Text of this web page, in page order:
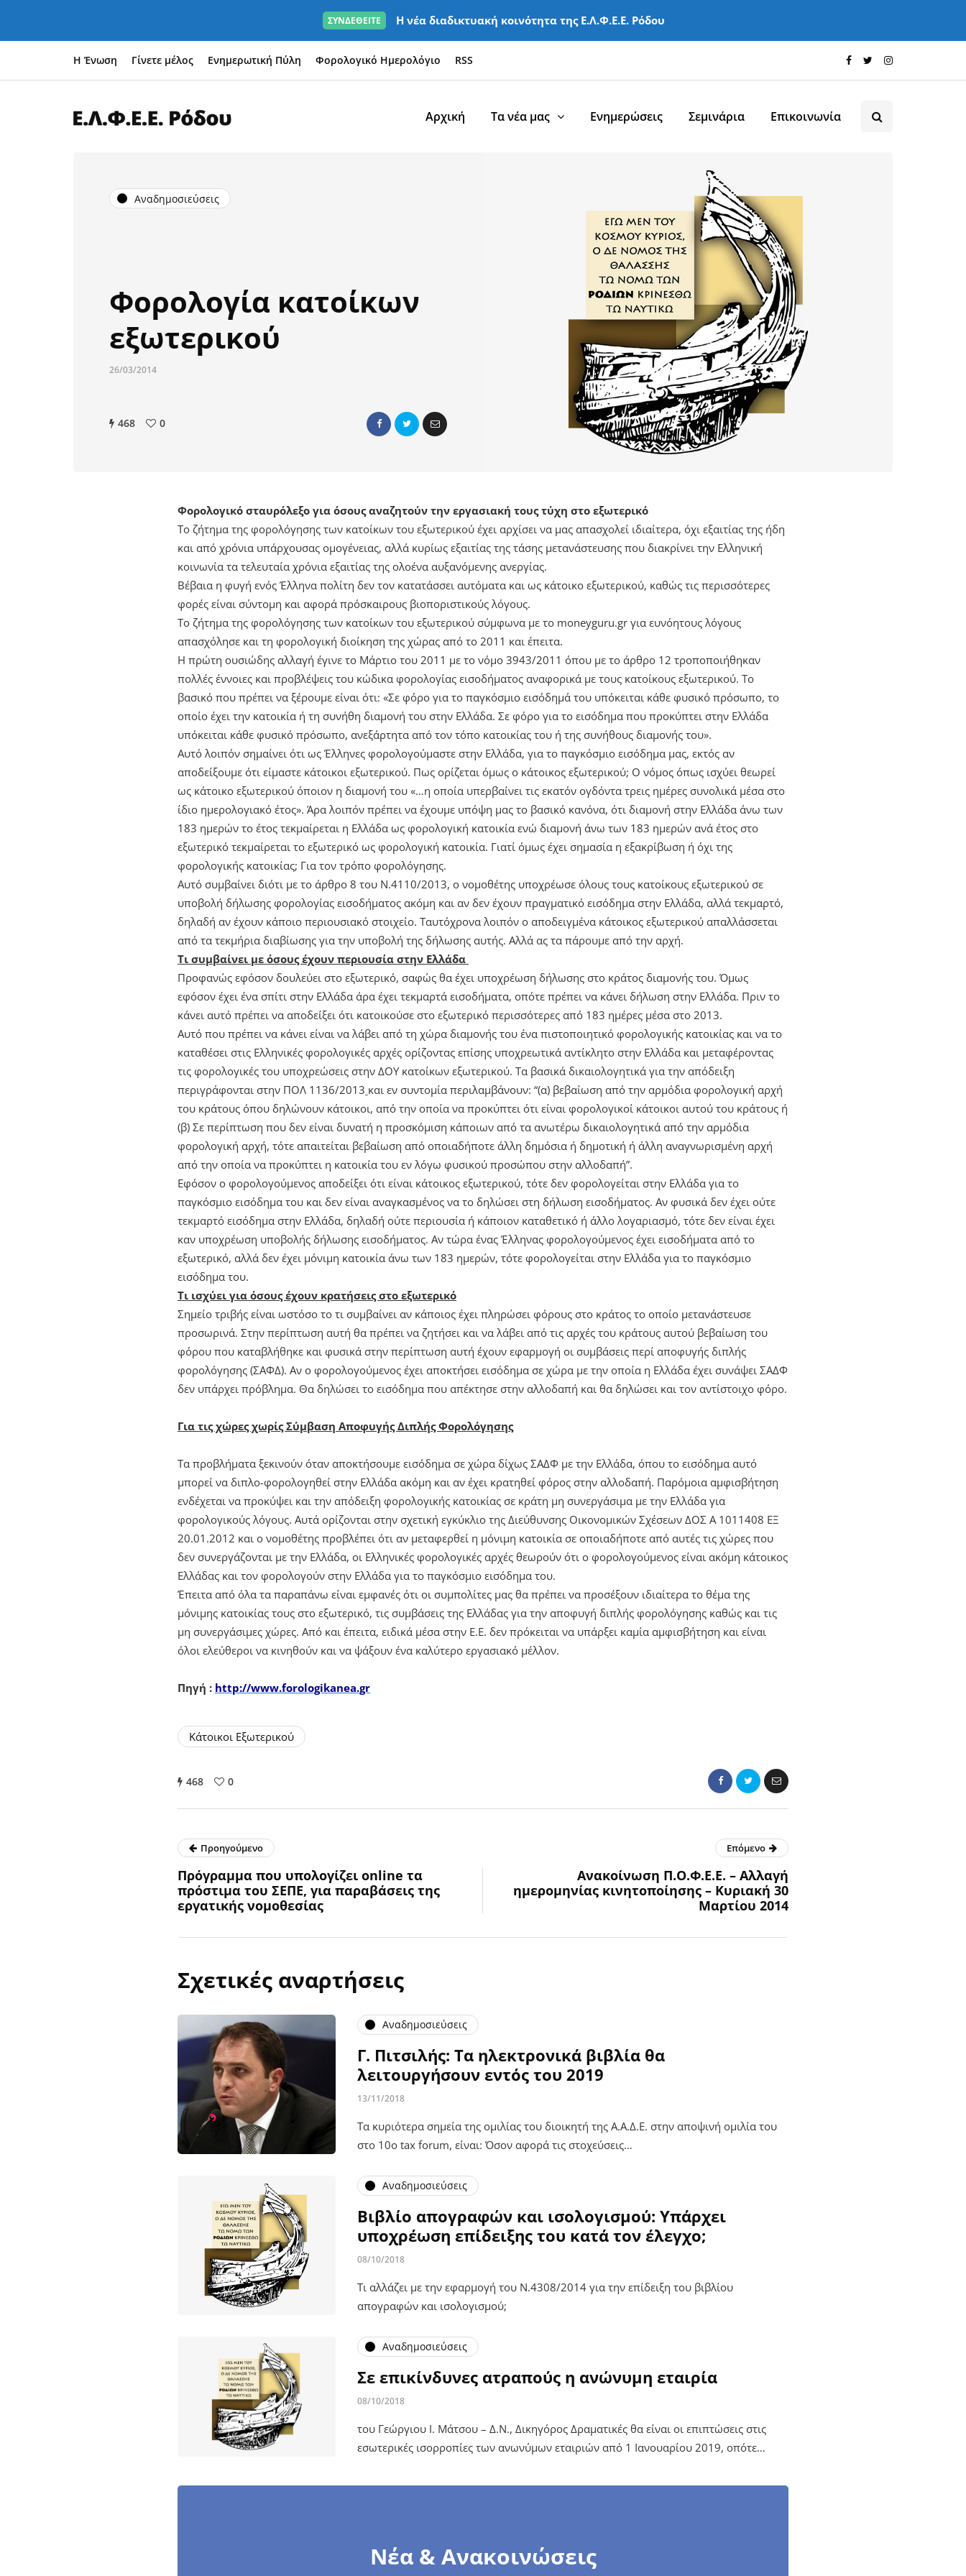
ΣΥΝΔΕΘΕΙΤΕ Η νέα διαδικτυακή κοινότητα της Ε.Λ.Φ.Ε.Ε. Ρόδου
Η Ένωση Γίνετε μέλος Ενημερωτική Πύλη Φορολογικό Ημερολόγιο RSS
Αρχική Τα νέα μας Ενημερώσεις Σεμινάρια Επικοινωνία
Αναδημοσιεύσεις
Φορολογία κατοίκων
εξωτερικού
26/03/2014
468 0
Φορολογικό σταυρόλεξο για όσους αναζητούν την εργασιακή τους τύχη στο εξωτερικό
Tο ζήτημα της φορολόγησης των κατοίκων του εξωτερικού έχει αρχίσει να μας απασχολεί ιδιαίτερα, όχι εξαιτίας της ήδη
και από χρόνια υπάρχουσας ομογένειας, αλλά κυρίως εξαιτίας της τάσης μετανάστευσης που διακρίνει την Ελληνική
κοινωνία τα τελευταία χρόνια εξαιτίας της ολοένα αυξανόμενης ανεργίας.
Βέβαια η φυγή ενός Έλληνα πολίτη δεν τον κατατάσσει αυτόματα και ως κάτοικο εξωτερικού, καθώς τις περισσότερες
φορές είναι σύντομη και αφορά πρόσκαιρους βιοποριστικούς λόγους.
Το ζήτημα της φορολόγησης των κατοίκων του εξωτερικού σύμφωνα με το moneyguru.gr για ευνόητους λόγους
απασχόλησε και τη φορολογική διοίκηση της χώρας από το 2011 και έπειτα.
Η πρώτη ουσιώδης αλλαγή έγινε το Μάρτιο του 2011 με το νόμο 3943/2011 όπου με το άρθρο 12 τροποποιήθηκαν
πολλές έννοιες και προβλέψεις του κώδικα φορολογίας εισοδήματος αναφορικά με τους κατοίκους εξωτερικού. Το
βασικό που πρέπει να ξέρουμε είναι ότι: «Σε φόρο για το παγκόσμιο εισόδημά του υπόκειται κάθε φυσικό πρόσωπο, το
οποίο έχει την κατοικία ή τη συνήθη διαμονή του στην Ελλάδα. Σε φόρο για το εισόδημα που προκύπτει στην Ελλάδα
υπόκειται κάθε φυσικό πρόσωπο, ανεξάρτητα από τον τόπο κατοικίας του ή της συνήθους διαμονής του».
Αυτό λοιπόν σημαίνει ότι ως Έλληνες φορολογούμαστε στην Ελλάδα, για το παγκόσμιο εισόδημα μας, εκτός αν
αποδείξουμε ότι είμαστε κάτοικοι εξωτερικού. Πως ορίζεται όμως ο κάτοικος εξωτερικού; Ο νόμος όπως ισχύει θεωρεί
ως κάτοικο εξωτερικού όποιον η διαμονή του «…η οποία υπερβαίνει τις εκατόν ογδόντα τρεις ημέρες συνολικά μέσα στο
ίδιο ημερολογιακό έτος». Άρα λοιπόν πρέπει να έχουμε υπόψη μας το βασικό κανόνα, ότι διαμονή στην Ελλάδα άνω των
183 ημερών το έτος τεκμαίρεται η Ελλάδα ως φορολογική κατοικία ενώ διαμονή άνω των 183 ημερών ανά έτος στο
εξωτερικό τεκμαίρεται το εξωτερικό ως φορολογική κατοικία. Γιατί όμως έχει σημασία η εξακρίβωση ή όχι της
φορολογικής κατοικίας; Για τον τρόπο φορολόγησης.
Αυτό συμβαίνει διότι με το άρθρο 8 του Ν.4110/2013, ο νομοθέτης υποχρέωσε όλους τους κατοίκους εξωτερικού σε
υποβολή δήλωσης φορολογίας εισοδήματος ακόμη και αν δεν έχουν πραγματικό εισόδημα στην Ελλάδα, αλλά τεκμαρτό,
δηλαδή αν έχουν κάποιο περιουσιακό στοιχείο. Ταυτόχρονα λοιπόν ο αποδειγμένα κάτοικος εξωτερικού απαλλάσσεται
από τα τεκμήρια διαβίωσης για την υποβολή της δήλωσης αυτής. Αλλά ας τα πάρουμε από την αρχή.
Τι συμβαίνει με όσους έχουν περιουσία στην Ελλάδα
Προφανώς εφόσον δουλεύει στο εξωτερικό, σαφώς θα έχει υποχρέωση δήλωσης στο κράτος διαμονής του. Όμως
εφόσον έχει ένα σπίτι στην Ελλάδα άρα έχει τεκμαρτά εισοδήματα, οπότε πρέπει να κάνει δήλωση στην Ελλάδα. Πριν το
κάνει αυτό πρέπει να αποδείξει ότι κατοικούσε στο εξωτερικό περισσότερες από 183 ημέρες μέσα στο 2013.
Αυτό που πρέπει να κάνει είναι να λάβει από τη χώρα διαμονής του ένα πιστοποιητικό φορολογικής κατοικίας και να το
καταθέσει στις Ελληνικές φορολογικές αρχές ορίζοντας επίσης υποχρεωτικά αντίκλητο στην Ελλάδα και μεταφέροντας
τις φορολογικές του υποχρεώσεις στην ΔΟΥ κατοίκων εξωτερικού. Τα βασικά δικαιολογητικά για την απόδειξη
περιγράφονται στην ΠΟΛ 1136/2013 και εν συντομία περιλαμβάνουν: “(α) βεβαίωση από την αρμόδια φορολογική αρχή
του κράτους όπου δηλώνουν κάτοικοι, από την οποία να προκύπτει ότι είναι φορολογικοί κάτοικοι αυτού του κράτους ή
(β) Σε περίπτωση που δεν είναι δυνατή η προσκόμιση κάποιων από τα ανωτέρω δικαιολογητικά από την αρμόδια
φορολογική αρχή, τότε απαιτείται βεβαίωση από οποιαδήποτε άλλη δημόσια ή δημοτική ή άλλη αναγνωρισμένη αρχή
από την οποία να προκύπτει η κατοικία του εν λόγω φυσικού προσώπου στην αλλοδαπή”.
Εφόσον ο φορολογούμενος αποδείξει ότι είναι κάτοικος εξωτερικού, τότε δεν φορολογείται στην Ελλάδα για το
παγκόσμιο εισόδημα του και δεν είναι αναγκασμένος να το δηλώσει στη δήλωση εισοδήματος. Αν φυσικά δεν έχει ούτε
τεκμαρτό εισόδημα στην Ελλάδα, δηλαδή ούτε περιουσία ή κάποιον καταθετικό ή άλλο λογαριασμό, τότε δεν είναι έχει
καν υποχρέωση υποβολής δήλωσης εισοδήματος. Αν τώρα ένας Έλληνας φορολογούμενος έχει εισοδήματα από το
εξωτερικό, αλλά δεν έχει μόνιμη κατοικία άνω των 183 ημερών, τότε φορολογείται στην Ελλάδα για το παγκόσμιο
εισόδημα του.
Τι ισχύει για όσους έχουν κρατήσεις στο εξωτερικό
Σημείο τριβής είναι ωστόσο το τι συμβαίνει αν κάποιος έχει πληρώσει φόρους στο κράτος το οποίο μετανάστευσε
προσωρινά. Στην περίπτωση αυτή θα πρέπει να ζητήσει και να λάβει από τις αρχές του κράτους αυτού βεβαίωση του
φόρου που καταβλήθηκε και φυσικά στην περίπτωση αυτή έχουν εφαρμογή οι συμβάσεις περί αποφυγής διπλής
φορολόγησης (ΣΑΦΔ). Αν ο φορολογούμενος έχει αποκτήσει εισόδημα σε χώρα με την οποία η Ελλάδα έχει συνάψει ΣΑΔΦ
δεν υπάρχει πρόβλημα. Θα δηλώσει το εισόδημα που απέκτησε στην αλλοδαπή και θα δηλώσει και τον αντίστοιχο φόρο.
Για τις χώρες χωρίς Σύμβαση Αποφυγής Διπλής Φορολόγησης
Τα προβλήματα ξεκινούν όταν αποκτήσουμε εισόδημα σε χώρα δίχως ΣΑΔΦ με την Ελλάδα, όπου το εισόδημα αυτό
μπορεί να διπλο-φορολογηθεί στην Ελλάδα ακόμη και αν έχει κρατηθεί φόρος στην αλλοδαπή. Παρόμοια αμφισβήτηση
ενδέχεται να προκύψει και την απόδειξη φορολογικής κατοικίας σε κράτη μη συνεργάσιμα με την Ελλάδα για
φορολογικούς λόγους. Αυτά ορίζονται στην σχετική εγκύκλιο της Διεύθυνσης Οικονομικών Σχέσεων ΔΟΣ Α 1011408 ΕΞ
20.01.2012 και ο νομοθέτης προβλέπει ότι αν μεταφερθεί η μόνιμη κατοικία σε οποιαδήποτε από αυτές τις χώρες που
δεν συνεργάζονται με την Ελλάδα, οι Ελληνικές φορολογικές αρχές θεωρούν ότι ο φορολογούμενος είναι ακόμη κάτοικος
Ελλάδας και τον φορολογούν στην Ελλάδα για το παγκόσμιο εισόδημα του.
Έπειτα από όλα τα παραπάνω είναι εμφανές ότι οι συμπολίτες μας θα πρέπει να προσέξουν ιδιαίτερα το θέμα της
μόνιμης κατοικίας τους στο εξωτερικό, τις συμβάσεις της Ελλάδας για την αποφυγή διπλής φορολόγησης καθώς και τις
μη συνεργάσιμες χώρες. Από και έπειτα, ειδικά μέσα στην Ε.Ε. δεν πρόκειται να υπάρξει καμία αμφισβήτηση και είναι
όλοι ελεύθεροι να κινηθούν και να ψάξουν ένα καλύτερο εργασιακό μέλλον.
Πηγή : http://www.forologikanea.gr
Κάτοικοι Εξωτερικού
468 0
Προηγούμενο
Πρόγραμμα που υπολογίζει online τα
πρόστιμα του ΣΕΠΕ, για παραβάσεις της
εργατικής νομοθεσίας
Επόμενο
Ανακοίνωση Π.Ο.Φ.Ε.Ε. – Αλλαγή
ημερομηνίας κινητοποίησης – Κυριακή 30
Μαρτίου 2014
Σχετικές αναρτήσεις
Αναδημοσιεύσεις
Γ. Πιτσιλής: Τα ηλεκτρονικά βιβλία θα
λειτουργήσουν εντός του 2019
13/11/2018
Τα κυριότερα σημεία της ομιλίας του διοικητή της Α.Α.Δ.Ε. στην αποψινή ομιλία του
στο 10ο tax forum, είναι: Όσον αφορά τις στοχεύσεις…
Αναδημοσιεύσεις
Βιβλίο απογραφών και ισολογισμού: Υπάρχει
υποχρέωση επίδειξης του κατά τον έλεγχο;
08/10/2018
Τι αλλάζει με την εφαρμογή του Ν.4308/2014 για την επίδειξη του βιβλίου
απογραφών και ισολογισμού;
Αναδημοσιεύσεις
Σε επικίνδυνες ατραπούς η ανώνυμη εταιρία
08/10/2018
του Γεώργιου Ι. Μάτσου – Δ.Ν., Δικηγόρος Δραματικές θα είναι οι επιπτώσεις στις
εσωτερικές ισορροπίες των ανωνύμων εταιριών από 1 Ιανουαρίου 2019, οπότε…
Νέα & Ανακοινώσεις